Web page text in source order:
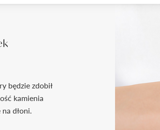
będzie zdobił
kamienia
dłoni.